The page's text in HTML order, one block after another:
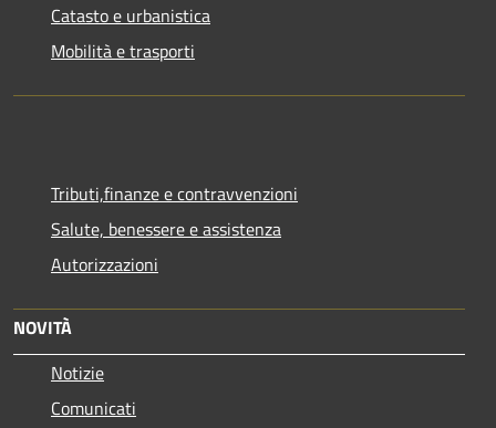
Catasto e urbanistica
Mobilità e trasporti
Tributi,finanze e contravvenzioni
Salute, benessere e assistenza
Autorizzazioni
NOVITÀ
Notizie
Comunicati